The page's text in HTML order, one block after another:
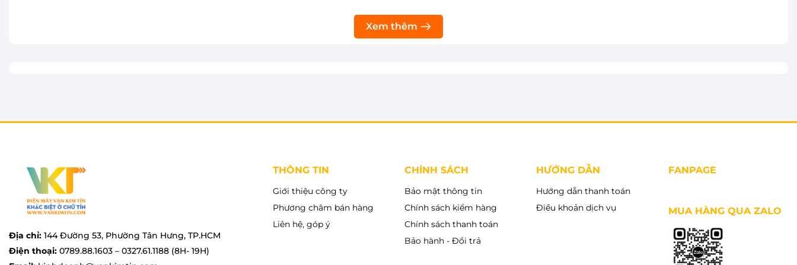
Xem thêm
Địa chỉ: 144 Đường 53, Phường Tân Hưng, TP.HCM
Điện thoại: 0789.88.1603 – 0327.61.1188 (8H- 19H)
THÔNG TIN
Giới thiệu công ty
Phương châm bán hàng
Liên hệ, góp ý
CHÍNH SÁCH
Bảo mật thông tin
Chính sách kiểm hàng
Chính sách thanh toán
Bảo hành - Đổi trả
HƯỚNG DẪN
Hướng dẫn thanh toán
Điều khoản dịch vụ
FANPAGE
MUA HÀNG QUA ZALO